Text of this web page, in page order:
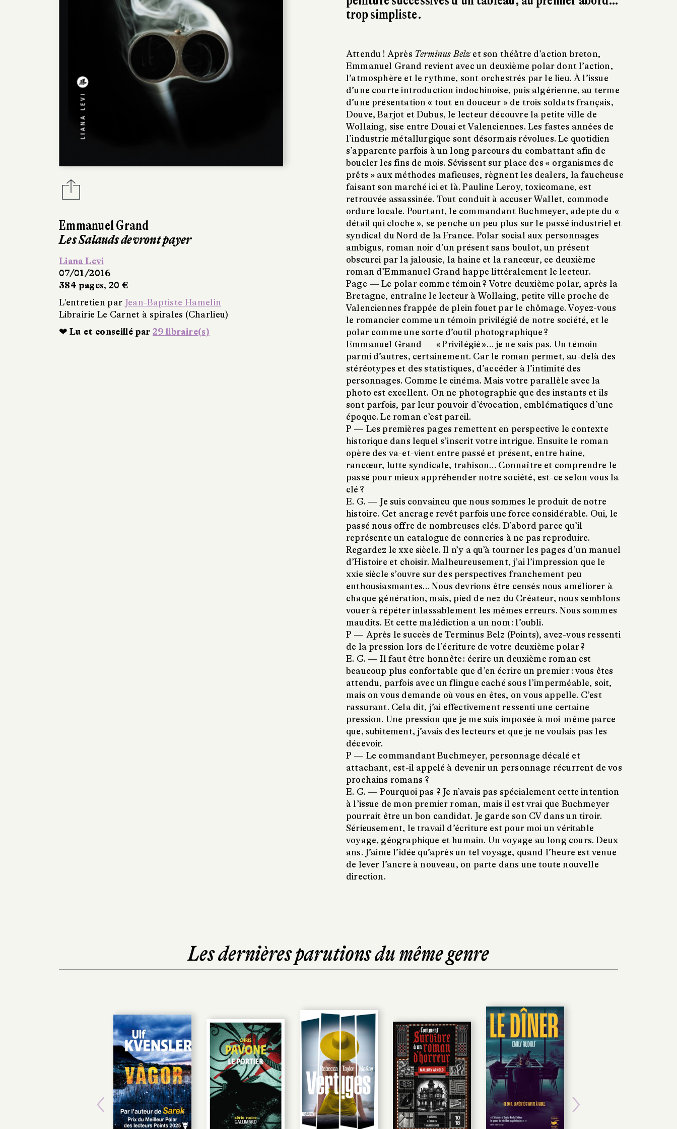
Emmanuel Grand
Les Salauds devront payer
Liana Levi
07/01/2016
384 pages, 20 €
L'entretien par Jean-Baptiste Hamelin
Librairie Le Carnet à spirales (Charlieu)
❤ Lu et conseillé par 29 libraire(s)
trop simpliste.
Attendu ! Après Terminus Belzet son théâtre d’action breton,
Emmanuel Grand revient avec un deuxième polar dont l’action,
l’atmosphère et le rythme, sont orchestrés par le lieu. À l’issue
d’une courte introduction indochinoise, puis algérienne, au terme
d’une présentation « tout en douceur » de trois soldats français,
Douve, Barjot et Dubus, le lecteur découvre la petite ville de
Wollaing, sise entre Douai et Valenciennes. Les fastes années de
l’industrie métallurgique sont désormais révolues. Le quotidien
s’apparente parfois à un long parcours du combattant afin de
boucler les fins de mois. Sévissent sur place des « organismes de
prêts » aux méthodes mafieuses, règnent les dealers, la faucheuse
faisant son marché ici et là. Pauline Leroy, toxicomane, est
retrouvée assassinée. Tout conduit à accuser Wallet, commode
ordure locale. Pourtant, le commandant Buchmeyer, adepte du «
détail qui cloche », se penche un peu plus sur le passé industriel et
syndical du Nord de la France. Polar social aux personnages
ambigus, roman noir d’un présent sans boulot, un présent
obscurci par la jalousie, la haine et la rancœur, ce deuxième
roman d’Emmanuel Grand happe littéralement le lecteur.
Page — Le polar comme témoin ? Votre deuxième polar, après la
Bretagne, entraîne le lecteur à Wollaing, petite ville proche de
Valenciennes frappée de plein fouet par le chômage. Voyez-vous
le romancier comme un témoin privilégié de notre société, et le
polar comme une sorte d’outil photographique ?
Emmanuel Grand — « Privilégié »… je ne sais pas. Un témoin
parmi d’autres, certainement. Car le roman permet, au-delà des
stéréotypes et des statistiques, d’accéder à l’intimité des
personnages. Comme le cinéma. Mais votre parallèle avec la
photo est excellent. On ne photographie que des instants et ils
sont parfois, par leur pouvoir d’évocation, emblématiques d’une
époque. Le roman c’est pareil.
P — Les premières pages remettent en perspective le contexte
historique dans lequel s’inscrit votre intrigue. Ensuite le roman
opère des va-et-vient entre passé et présent, entre haine,
rancœur, lutte syndicale, trahison… Connaître et comprendre le
passé pour mieux appréhender notre société, est-ce selon vous la
clé ?
E. G. — Je suis convaincu que nous sommes le produit de notre
histoire. Cet ancrage revêt parfois une force considérable. Oui, le
passé nous offre de nombreuses clés. D’abord parce qu’il
représente un catalogue de conneries à ne pas reproduire.
Regardez le xxe siècle. Il n’y a qu’à tourner les pages d’un manuel
d’Histoire et choisir. Malheureusement, j’ai l’impression que le
xxie siècle s’ouvre sur des perspectives franchement peu
enthousiasmantes… Nous devrions être censés nous améliorer à
chaque génération, mais, pied de nez du Créateur, nous semblons
vouer à répéter inlassablement les mêmes erreurs. Nous sommes
maudits. Et cette malédiction a un nom : l’oubli.
P — Après le succès de Terminus Belz (Points), avez-vous ressenti
de la pression lors de l’écriture de votre deuxième polar ?
E. G. — Il faut être honnête : écrire un deuxième roman est
beaucoup plus confortable que d’en écrire un premier : vous êtes
attendu, parfois avec un flingue caché sous l’imperméable, soit,
mais on vous demande où vous en êtes, on vous appelle. C’est
rassurant. Cela dit, j’ai effectivement ressenti une certaine
pression. Une pression que je me suis imposée à moi-même parce
que, subitement, j’avais des lecteurs et que je ne voulais pas les
décevoir.
P — Le commandant Buchmeyer, personnage décalé et
attachant, est-il appelé à devenir un personnage récurrent de vos
prochains romans ?
E. G. —Pourquoi pas ? Je n’avais pas spécialement cette intention
à l’issue de mon premier roman, mais il est vrai que Buchmeyer
pourrait être un bon candidat. Je garde son CV dans un tiroir.
Sérieusement, le travail d’écriture est pour moi un véritable
voyage, géographique et humain. Un voyage au long cours. Deux
ans. J’aime l’idée qu’après un tel voyage, quand l’heure est venue
de lever l’ancre à nouveau, on parte dans une toute nouvelle
direction.
Les dernières parutions du même genre
Previous